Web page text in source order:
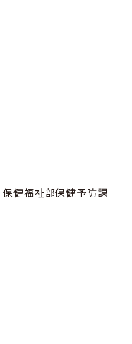
保健福祉部保健予防課